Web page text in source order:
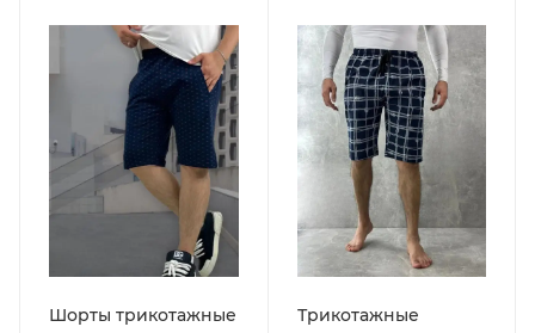
Шорты трикотажные
Трикотажные